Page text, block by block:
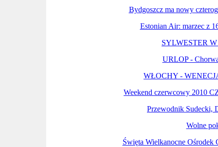
Bydgoszcz ma nowy
Estonian Air: marzec z
SYLWESTER
URLOP -
WŁOCHY -
Weekend czerwcowy 2010
Przewodnik Sudecki,
Wolne
Święta Wielkanocne